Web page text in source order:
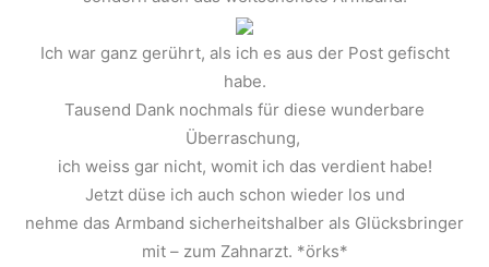
Ich war ganz gerührt, als ich es aus der Post gefischt
habe.
Tausend Dank nochmals für diese wunderbare
Überraschung,
ich weiss gar nicht, womit ich das verdient habe!
Jetzt düse ich auch schon wieder los und
nehme das Armband sicherheitshalber als Glücksbringer
mit – zum Zahnarzt. *örks*